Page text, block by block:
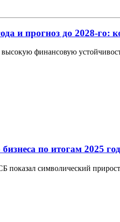
и прогноз до 2028-го:
финансовую
по итогам 2025
символический